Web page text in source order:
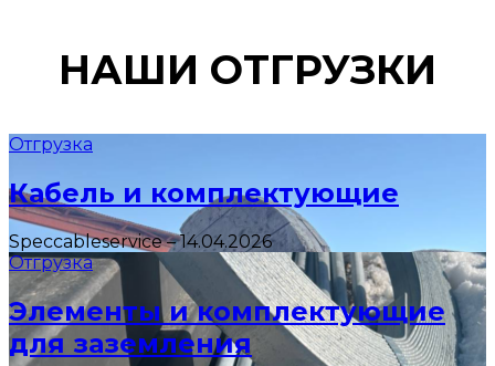
НАШИ ОТГРУЗКИ
Отгрузка
Кабель и комплектующие
Speccableservice–14.04.2026
Отгрузка
Элементы и комплектующие
для заземления